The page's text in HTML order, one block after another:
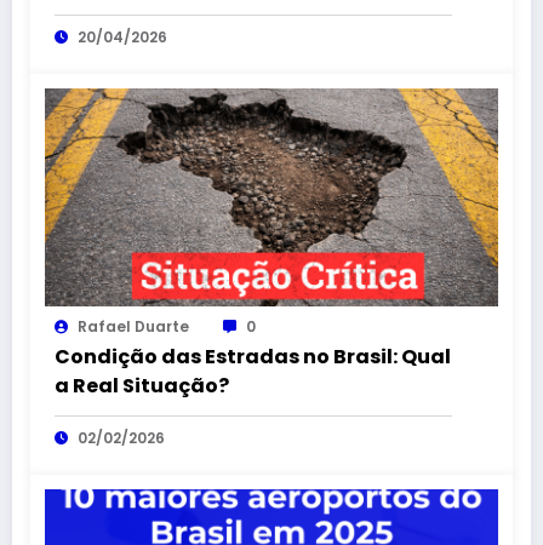
20/04/2026
Rafael Duarte 0
Condição das Estradas no Brasil: Qual
a Real Situação?
02/02/2026